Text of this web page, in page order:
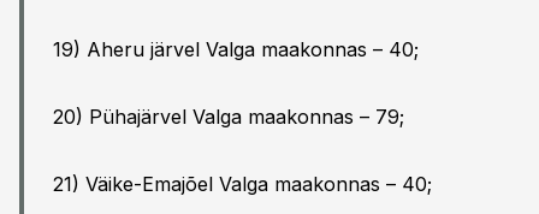
19) Aheru järvel Valga maakonnas – 40;
20) Pühajärvel Valga maakonnas – 79;
21) Väike-Emajõel Valga maakonnas – 40;